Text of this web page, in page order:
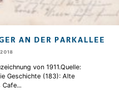
AN DER PARKALLEE
von 1911.Quelle:
Geschichte (183): Alte
Cafe...